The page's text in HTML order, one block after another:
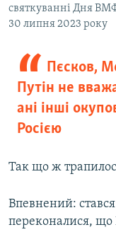
святкуванні Дня
30 липня 2023 року
Пєсков,
Путін не
ані інші
Росією
Так що ж
Впевнений:
переконалися, що